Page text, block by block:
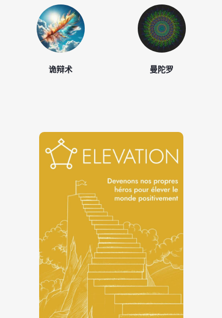
诡辩术 曼陀罗